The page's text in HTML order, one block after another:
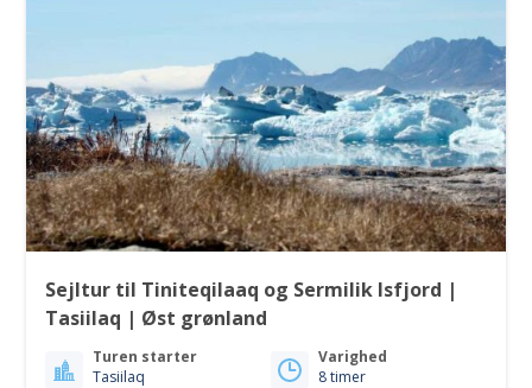
Sejltur til Tiniteqilaaq og Sermilik Isfjord |
Tasiilaq | Øst grønland
Turen starter
Tasiilaq
Varighed
8 timer